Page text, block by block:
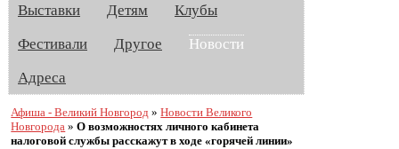
Выставки
Детям
Клубы
Фестивали
Другое
Новости
Адреса
Афиша - Великий Новгород »Новости Великого
Новгорода »О возможностях личного кабинета
налоговой службы расскажут в ходе «горячей линии»